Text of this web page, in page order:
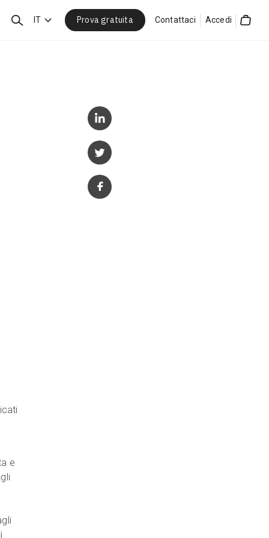
CercaIT Prova gratuita Contattaci Accedi
e